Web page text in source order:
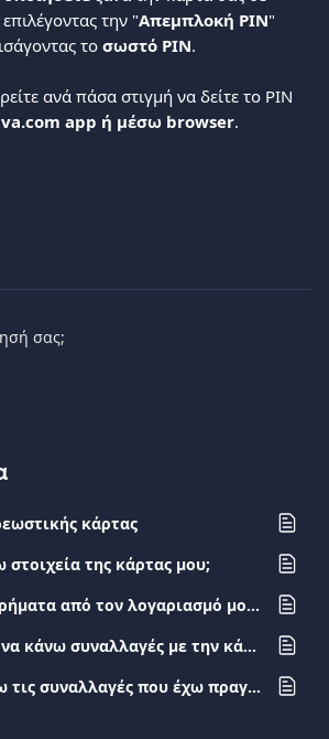
την "Απεμπλοκή PIN"
το σωστό PIN.
ανά πάσα στιγμή να δείτε το PIN
app ή μέσω browser.
σας;
κάρτας
της κάρτας μου;
Πώς μεταφέρω χρήματα από τον λογαριασμό μου μέσω του IRIS;
Γιατί δεν μπορώ να κάνω συναλλαγές με την κάρτα μου;
Πώς μπορώ να δω τις συναλλαγές που έχω πραγματοποιήσει με την κάρτα μου;